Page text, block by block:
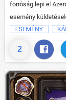
2
forróság lepi el
esemény
ESEMÉNY